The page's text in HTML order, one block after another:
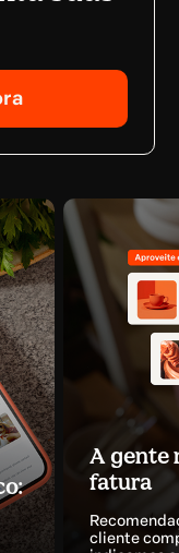
A gente
fatura
cliente